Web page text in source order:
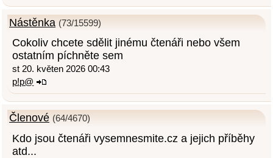
Nástěnka (73/15599)
Cokoliv chcete sdělit jinému čtenáři nebo všem
ostatním píchněte sem
st 20. květen 2026 00:43
p!p@
Členové (64/4670)
Kdo jsou čtenáři vysemnesmite.cz a jejich příběhy
atd...